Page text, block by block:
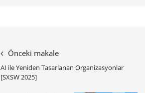
Önceki makale
AI ile Yeniden Tasarlanan Organizasyonlar
[SXSW 2025]